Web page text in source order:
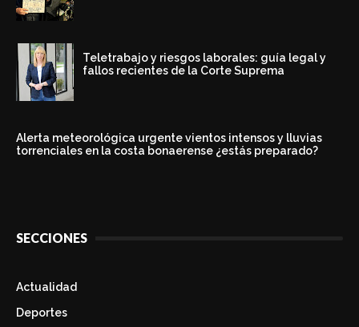
Teletrabajo y riesgos laborales: guía legal y
fallos recientes de la Corte Suprema
Alerta meteorológica urgente vientos intensos y lluvias
torrenciales en la costa bonaerense ¿estás preparado?
SECCIONES
Actualidad
Deportes